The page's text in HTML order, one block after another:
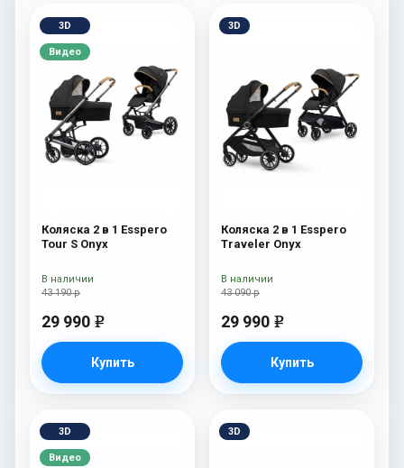
3D
Видео
Коляска 2 в 1 Esspero
Tour S Onyx
43 190 р
29 990 e
Купить
В наличии
3D
Коляска 2 в 1 Esspero
Traveler Onyx
43 090 р
29 990 e
Купить
В наличии
3D
Видео
3D